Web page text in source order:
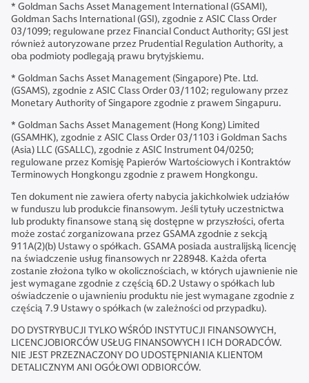
* Goldman Sachs Asset Management International (GSAMI),
Goldman Sachs International (GSI), zgodnie z ASIC Class Order
03/1099; regulowane przez Financial Conduct Authority; GSI jest
również autoryzowane przez Prudential Regulation Authority, a
oba podmioty podlegają prawu brytyjskiemu.
* Goldman Sachs Asset Management (Singapore) Pte. Ltd.
(GSAMS), zgodnie z ASIC Class Order 03/1102; regulowany przez
Monetary Authority of Singapore zgodnie z prawem Singapuru.
* Goldman Sachs Asset Management (Hong Kong) Limited
(GSAMHK), zgodnie z ASIC Class Order 03/1103 i Goldman Sachs
(Asia) LLC (GSALLC), zgodnie z ASIC Instrument 04/0250;
regulowane przez Komisję Papierów Wartościowych i Kontraktów
Terminowych Hongkongu zgodnie z prawem Hongkongu.
Ten dokument nie zawiera oferty nabycia jakichkolwiek udziałów
w funduszu lub produkcie finansowym. Jeśli tytuły uczestnictwa
lub produkty finansowe staną się dostępne w przyszłości, oferta
może zostać zorganizowana przez GSAMA zgodnie z sekcją
911A(2)(b) Ustawy o spółkach. GSAMA posiada australijską licencję
na świadczenie usług finansowych nr 228948. Każda oferta
zostanie złożona tylko w okolicznościach, w których ujawnienie nie
jest wymagane zgodnie z częścią 6D.2 Ustawy o spółkach lub
oświadczenie o ujawnieniu produktu nie jest wymagane zgodnie z
częścią 7.9 Ustawy o spółkach (w zależności od przypadku).
DO DYSTRYBUCJI TYLKO WŚRÓD INSTYTUCJI FINANSOWYCH,
LICENCJOBIORCÓW USŁUG FINANSOWYCH I ICH DORADCÓW.
NIE JEST PRZEZNACZONY DO UDOSTĘPNIANIA KLIENTOM
DETALICZNYM ANI OGÓŁOWI ODBIORCÓW.